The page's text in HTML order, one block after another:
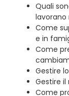
Quali
lavorano
Come
e in
Come
Gestire
Gestire
Come